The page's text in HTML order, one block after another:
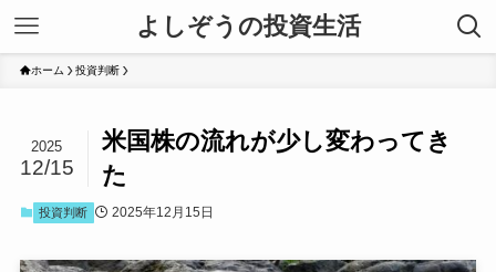
よしぞうの投資生活
ホーム 投資判断
米国株の流れが少し変わってき
た
2025
12/15
投資判断 2025年12月15日